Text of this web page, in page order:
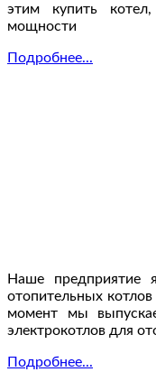
этим купить
мощности
Подробнее...
Наше предприятие
отопительных
момент мы
электрокотлов для
Подробнее...